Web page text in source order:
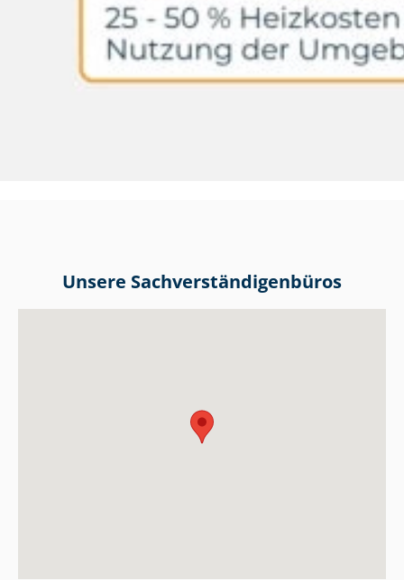
Unsere Sach­ver­stän­di­gen­bü­ros